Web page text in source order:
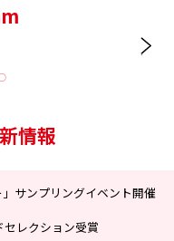
情報
」サンプリングイベント開催
セレクション受賞